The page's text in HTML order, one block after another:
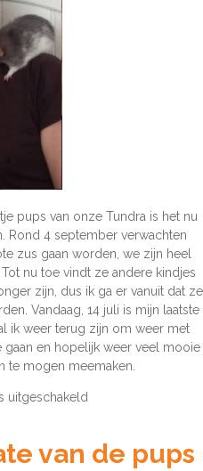
pups van onze Tundra is het nu
Rond 4 september verwachten
zus gaan worden, we zijn heel
nu toe vindt ze andere kindjes
zijn, dus ik ga er vanuit dat ze
Vandaag, 14 juli is mijn laatste
ik weer terug zijn om weer met
gaan en hopelijk weer veel mooie
te mogen meemaken.
uitgeschakeld
van de pups